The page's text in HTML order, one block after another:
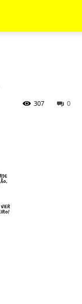
0
307